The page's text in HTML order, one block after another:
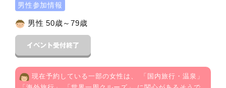
男性参加情報
男性 50歳～79歳
現在予約している一部の女性は、 「 国内旅行・温泉 」